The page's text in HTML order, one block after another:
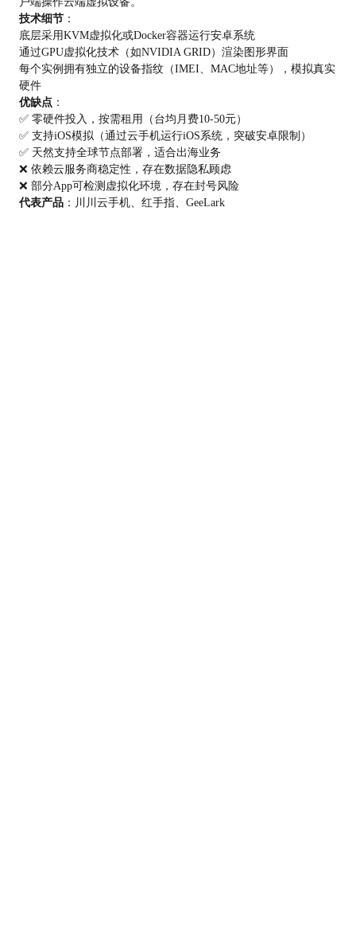
技术细节 ：
底层采用KVM虚拟化或Docker容器运行安卓系统
通过GPU虚拟化技术（如NVIDIA GRID）渲染图形界面
每个实例拥有独立的设备指纹（IMEI、MAC地址等），模拟真实
硬件
优缺点 ：
✅ 零硬件投入，按需租用（台均月费10-50元）
✅ 支持iOS模拟（通过云手机运行iOS系统，突破安卓限制）
✅ 天然支持全球节点部署，适合出海业务
❌ 依赖云服务商稳定性，存在数据隐私顾虑
❌ 部分App可检测虚拟化环境，存在封号风险
代表产品 ：川川云手机、红手指、GeeLark